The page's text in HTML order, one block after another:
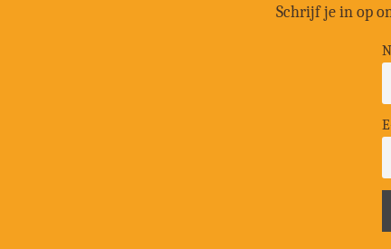
Schrijf je in op